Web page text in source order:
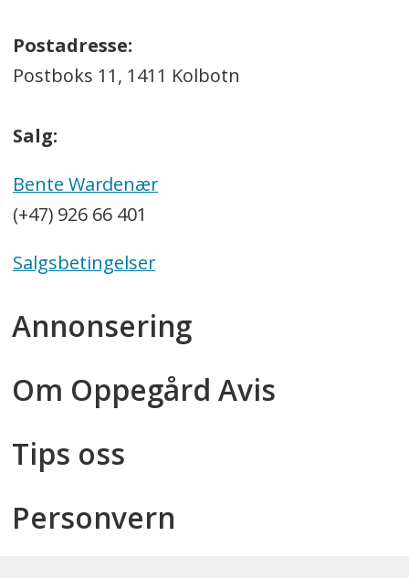
Postadresse:
Postboks 11, 1411 Kolbotn
Salg:
Bente Wardenær
(+47) 926 66 401
Salgsbetingelser
Annonsering
Om Oppegård Avis
Tips oss
Personvern